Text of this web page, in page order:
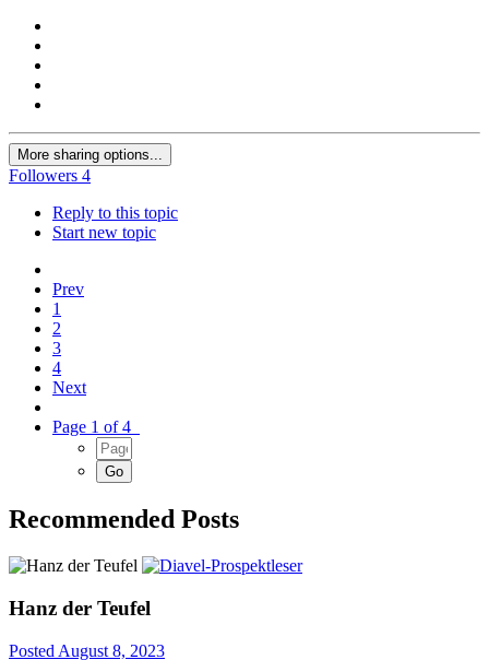
More sharing options...
Followers 4
Reply to this topic
Start new topic
Prev
1
2
3
4
Next
Page 1 of 4
Recommended Posts
Hanz der Teufel
Posted August 8, 2023